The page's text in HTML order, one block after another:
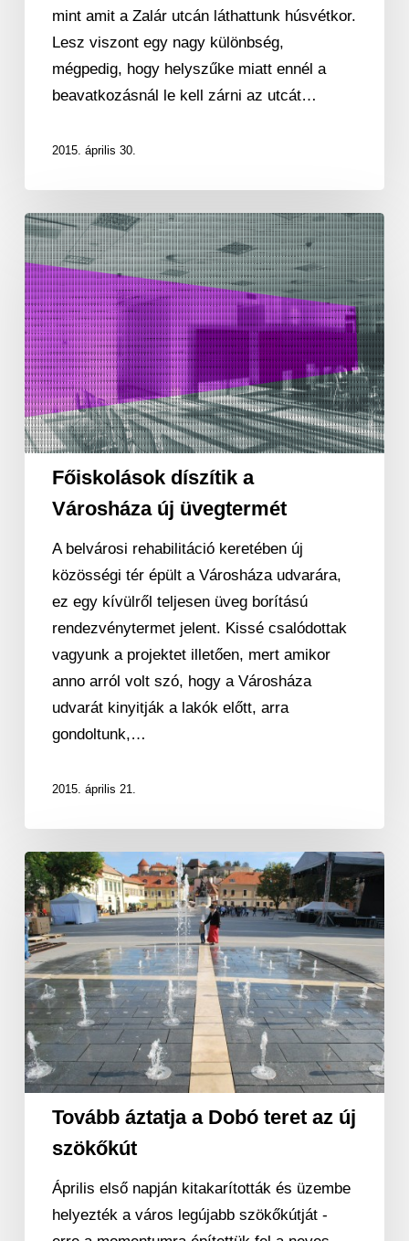
mint amit a Zalár utcán láthattunk húsvétkor.
Lesz viszont egy nagy különbség,
mégpedig, hogy helyszűke miatt ennél a
beavatkozásnál le kell zárni az utcát…
2015. április 30.
Főiskolások
díszítik
a
Városháza
új
üvegtermét
Főiskolások díszítik a
Városháza új üvegtermét
A belvárosi rehabilitáció keretében új
közösségi tér épült a Városháza udvarára,
ez egy kívülről teljesen üveg borítású
rendezvénytermet jelent. Kissé csalódottak
vagyunk a projektet illetően, mert amikor
anno arról volt szó, hogy a Városháza
udvarát kinyitják a lakók előtt, arra
gondoltunk,…
2015. április 21.
Tovább
áztatja
a
Dobó
teret
az
új
szökőkút
Tovább áztatja a Dobó teret az új
szökőkút
Április első napján kitakarították és üzembe
helyezték a város legújabb szökőkútját -